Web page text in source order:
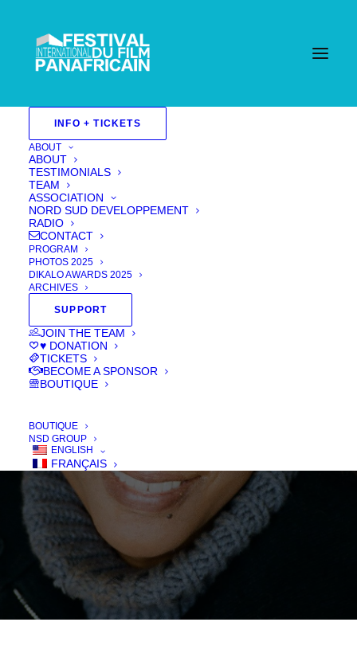
INFO + TICKETS
ABOUT
ABOUT
TESTIMONIALS
TEAM
ASSOCIATION
NORD SUD DEVELOPPEMENT
RADIO
CONTACT
PROGRAM
PHOTOS 2025
DIKALO AWARDS 2025
ARCHIVES
SUPPORT
JOIN THE TEAM
♥ DONATION
TICKETS
BECOME A SPONSOR
BOUTIQUE
BOUTIQUE
NSD GROUP
ENGLISH
FRANÇAIS
Jeanne ROMANA